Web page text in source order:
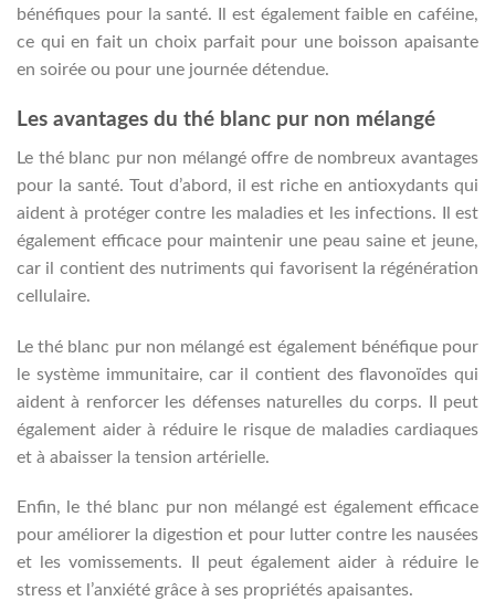
bénéfiques pour la santé. Il est également faible en caféine,
ce qui en fait un choix parfait pour une boisson apaisante
en soirée ou pour une journée détendue.
Les avantages du thé blanc pur non mélangé
Le thé blanc pur non mélangé offre de nombreux avantages
pour la santé. Tout d’abord, il est riche en antioxydants qui
aident à protéger contre les maladies et les infections. Il est
également efficace pour maintenir une peau saine et jeune,
car il contient des nutriments qui favorisent la régénération
cellulaire.
Le thé blanc pur non mélangé est également bénéfique pour
le système immunitaire, car il contient des flavonoïdes qui
aident à renforcer les défenses naturelles du corps. Il peut
également aider à réduire le risque de maladies cardiaques
et à abaisser la tension artérielle.
Enfin, le thé blanc pur non mélangé est également efficace
pour améliorer la digestion et pour lutter contre les nausées
et les vomissements. Il peut également aider à réduire le
stress et l’anxiété grâce à ses propriétés apaisantes.